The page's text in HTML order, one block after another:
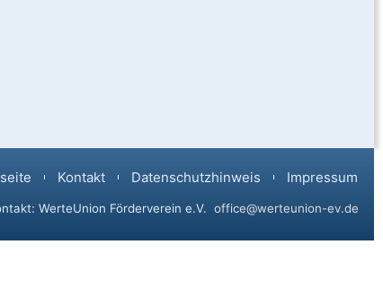
Kontakt Datenschutzhinweis Impressum
WerteUnion Förderverein e.V. office@werteunion-ev.de